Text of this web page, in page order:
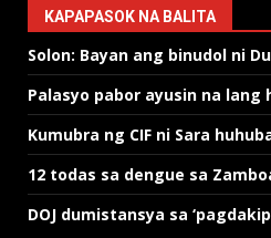
KAPAPASOK NA BALITA
Solon: Bayan ang binudol ni
Palasyo pabor ayusin na lang
Kumubra ng CIF ni Sara
12 todas sa dengue sa
DOJ dumistansya sa